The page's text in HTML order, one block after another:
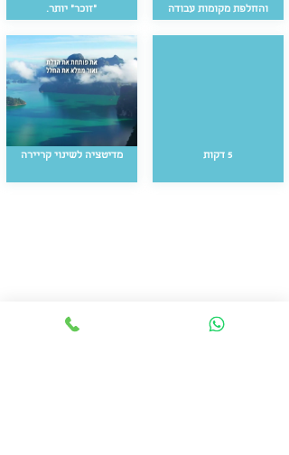
והחלפת מקומות עבודה
5 דקות
״זוכר״ יותר.
מדיטציה לשינוי קריירה